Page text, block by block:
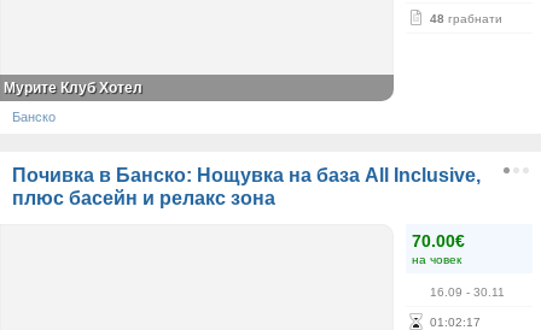
48 грабнати
Мурите Клуб Хотел
Банско
Почивка в Банско: Нощувка на база All Inclusive,
плюс басейн и релакс зона
70.00€
на човек
16.09 - 30.11
01 :02:17